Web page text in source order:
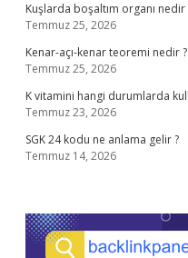
Kuşlarda boşaltım organı nedir
Temmuz 25, 2026
Kenar-açı-kenar teoremi nedir ?
Temmuz 25, 2026
K vitamini hangi durumlarda
Temmuz 23, 2026
SGK 24 kodu ne anlama gelir ?
Temmuz 14, 2026